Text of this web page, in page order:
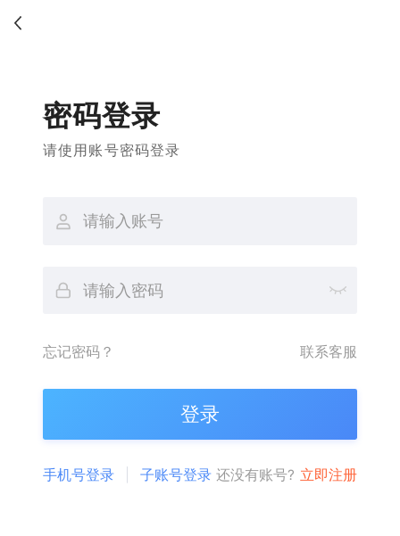
密码登录
请使用账号密码登录
忘记密码？ 联系客服
登录
手机号登录 子账号登录 还没有账号? 立即注册